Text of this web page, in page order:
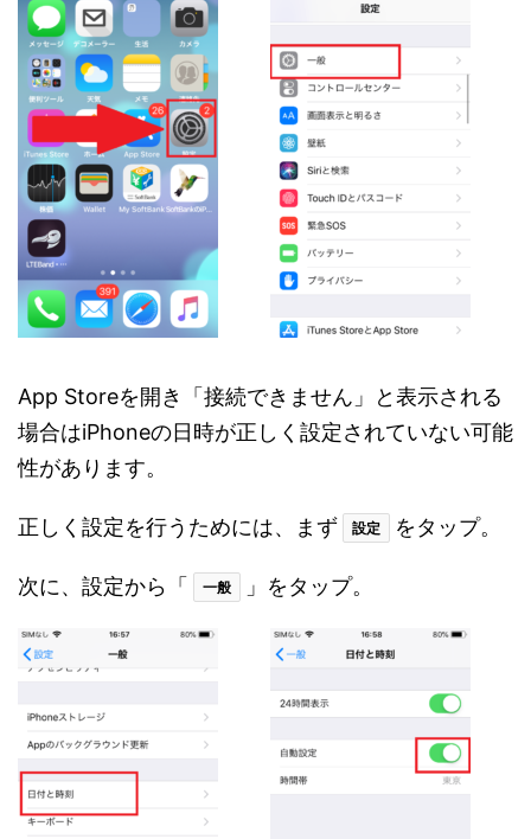
App Storeを開き「接続できません」と表示される
場合はiPhoneの日時が正しく設定されていない可能
性があります。
正しく設定を行うためには、まず 設定 をタップ。
次に、設定から「 一般 」をタップ。